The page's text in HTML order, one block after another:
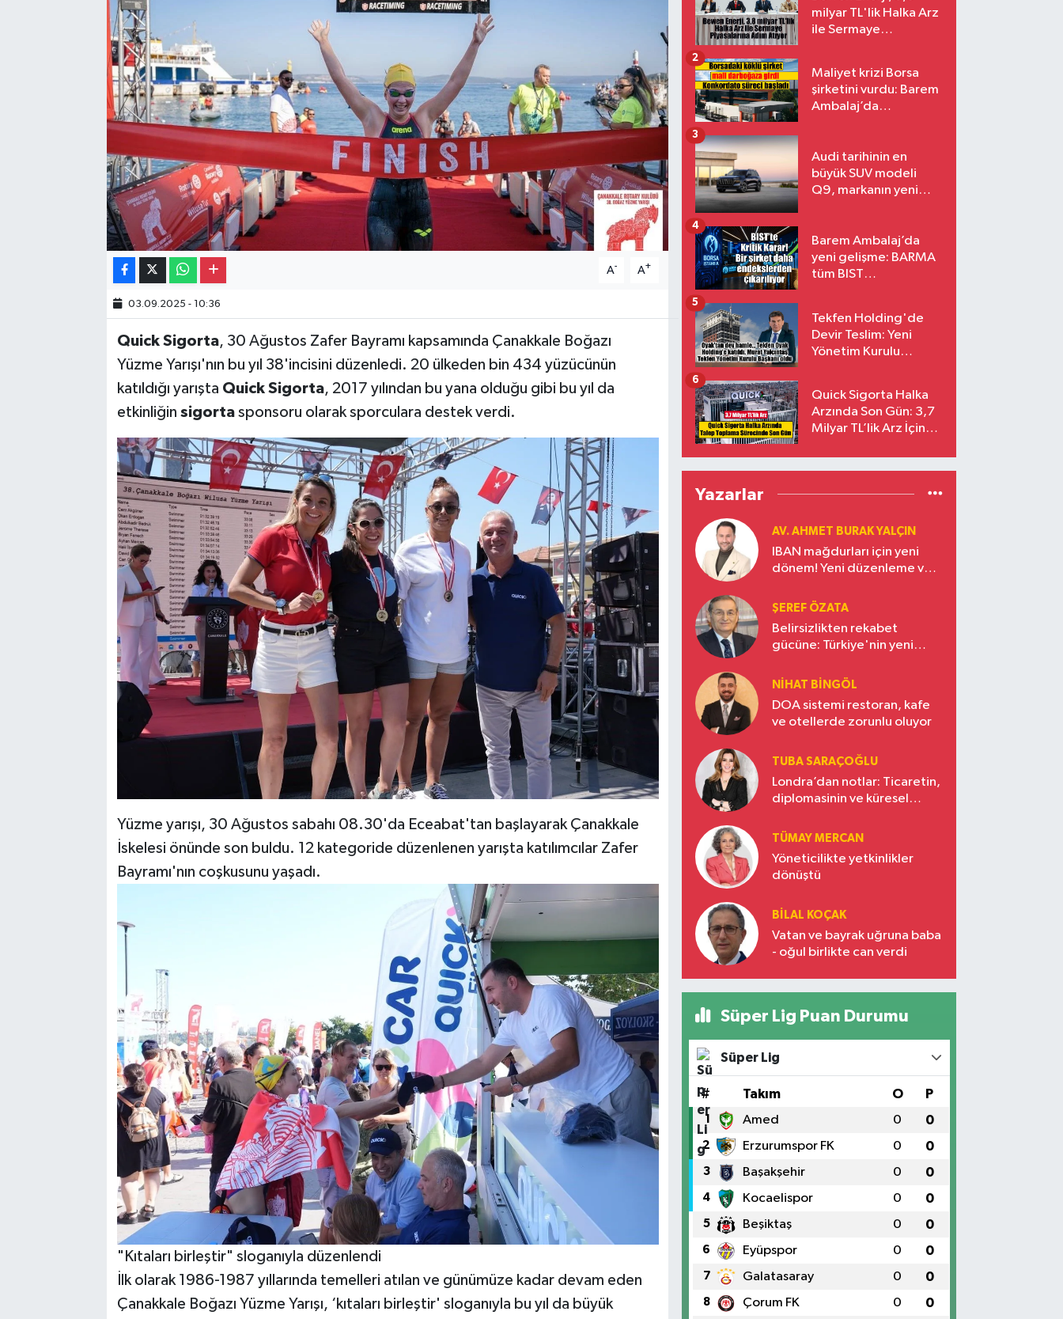
A- A+
03.09.2025 - 10:36
Quick Sigorta, 30 Ağustos Zafer Bayramı kapsamında Çanakkale Boğazı
Yüzme Yarışı'nın bu yıl 38'incisini düzenledi. 20 ülkeden bin 434 yüzücünün
katıldığı yarışta Quick Sigorta, 2017 yılından bu yana olduğu gibi bu yıl da
etkinliğin sigortasponsoru olarak sporculara destek verdi.
Yüzme yarışı, 30 Ağustos sabahı 08.30'da Eceabat'tan başlayarak Çanakkale
İskelesi önünde son buldu. 12 kategoride düzenlenen yarışta katılımcılar Zafer
Bayramı'nın coşkusunu yaşadı.
"Kıtaları birleştir" sloganıyla düzenlendi
İlk olarak 1986-1987 yıllarında temelleri atılan ve günümüze kadar devam eden
Çanakkale Boğazı Yüzme Yarışı, ‘kıtaları birleştir' sloganıyla bu yıl da büyük
milyar TL'lik Halka Arz
ile Sermaye
Maliyet krizi Borsa
şirketini vurdu: Barem
Ambalaj’da
2
Audi tarihinin en
büyük SUV modeli
Q9, markanın yeni
3
Barem Ambalaj’da
yeni gelişme: BARMA
tüm BIST
4
Tekfen Holding'de
Devir Teslim: Yeni
Yönetim Kurulu
5
Quick Sigorta Halka
Arzında Son Gün: 3,7
Milyar TL’lik Arz İçin
Eriyor
6
Yazarlar
AV. AHMET BURAK YALÇIN
IBAN mağdurları için yeni
dönem! Yeni düzenleme ve
ŞEREF ÖZATA
Belirsizlikten rekabet
gücüne: Türkiye'nin yeni
NIHAT BINGÖL
DOA sistemi restoran, kafe
ve otellerde zorunlu oluyor
TUBA SARAÇOĞLU
Londra’dan notlar: Ticaretin,
diplomasinin ve küresel
Türkiye’nin yükselen gücü
TÜMAY MERCAN
Yöneticilikte yetkinlikler
dönüştü
BILAL KOÇAK
Vatan ve bayrak uğruna baba
- oğul birlikte can verdi
Süper Lig Puan Durumu
Süper Lig
# Takım O P
1 Amed 0 0
2 Erzurumspor FK 0 0
3 Başakşehir 0 0
4 Kocaelispor 0 0
5 Beşiktaş 0 0
6 Eyüpspor 0 0
7 Galatasaray 0 0
8 Çorum FK 0 0
Gayrimenkul